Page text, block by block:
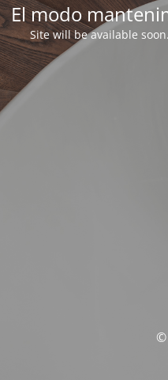
El modo
Site will be available
©